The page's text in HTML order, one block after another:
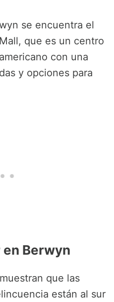
se encuentra el
que es un centro
con una
y opciones para
en Berwyn
que las
están al sur